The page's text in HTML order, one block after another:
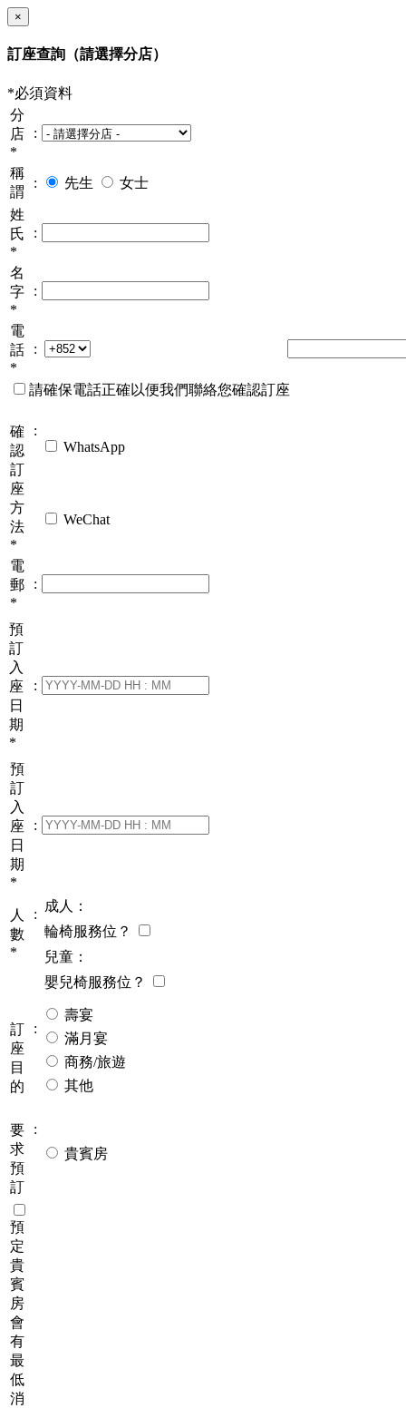
×
訂座查詢 （請選擇分店）
*必須資料
分
店
*
:
稱
謂
: 先生 女士
姓
氏
*
:
名
字
*
:
電
話
*
:
請確保電話正確以便我們聯絡您確認訂座
確
認
訂
座
方
法
*
:
WhatsApp
WeChat
電
郵
*
:
預
訂
入
座
日
期
*
:
預
訂
入
座
日
期
*
:
人
數
*
:
成人：
輪椅服務位？
兒童：
嬰兒椅服務位？
訂
座
目
的
:
壽宴
滿月宴
商務/旅遊
其他
要
求
預
訂
:
貴賓房
預
定
貴
賓
房
會
有
最
低
消